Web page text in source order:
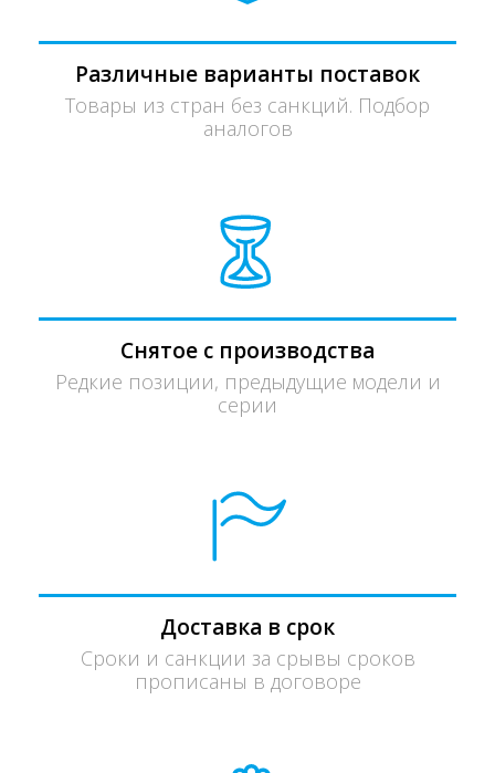
Различные варианты поставок
Товары из стран без санкций. Подбор
аналогов
Снятое с производства
Редкие позиции, предыдущие модели и
серии
Доставка в срок
Сроки и санкции за срывы сроков
прописаны в договоре